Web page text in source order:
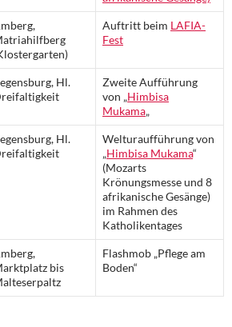
Auftritt beim LAFIA-
Fest
Hl.
Zweite Aufführung
von „Himbisa
Mukama„
Hl.
Welturaufführung von
„Himbisa Mukama“
(Mozarts
Krönungsmesse und 8
afrikanische Gesänge)
im Rahmen des
Katholikentages
bis
Flashmob „Pflege am
Boden“